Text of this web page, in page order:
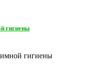
гигиены
гигиены